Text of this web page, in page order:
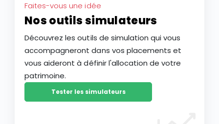
Faites-vous une idée
Nos outils simulateurs
Découvrez les outils de simulation qui vous
accompagneront dans vos placements et
vous aideront à définir l'allocation de votre
patrimoine.
Tester les simulateurs